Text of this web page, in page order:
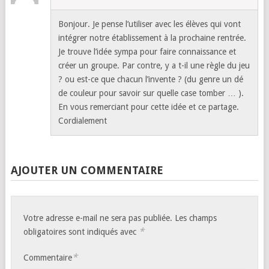
Bonjour. Je pense l’utiliser avec les élèves qui vont
intégrer notre établissement à la prochaine rentrée.
Je trouve l’idée sympa pour faire connaissance et
créer un groupe. Par contre, y a t-il une règle du jeu
? ou est-ce que chacun l’invente ? (du genre un dé
de couleur pour savoir sur quelle case tomber … ).
En vous remerciant pour cette idée et ce partage.
Cordialement
AJOUTER UN COMMENTAIRE
Votre adresse e-mail ne sera pas publiée. Les champs
obligatoires sont indiqués avec *
Commentaire*